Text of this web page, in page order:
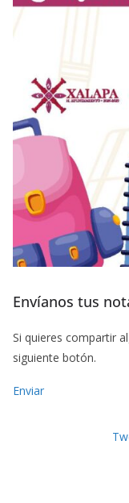
Envíanos tus
Si quieres compartir
siguiente botón.
Enviar